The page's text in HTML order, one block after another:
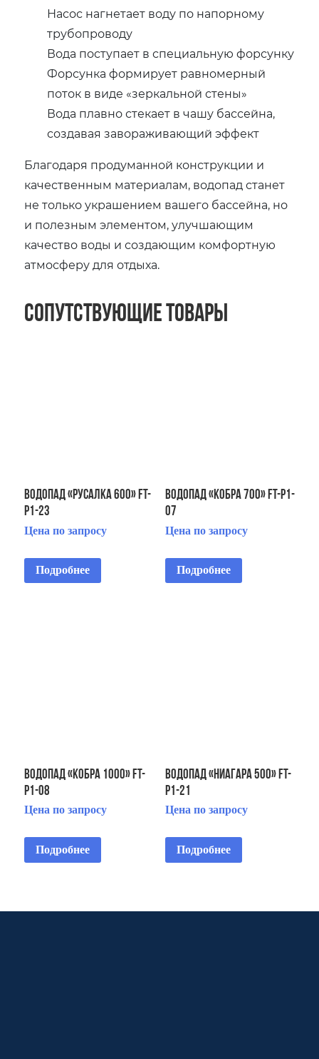
Насос нагнетает воду по напорному
трубопроводу
Вода поступает в специальную форсунку
Форсунка формирует равномерный
поток в виде «зеркальной стены»
Вода плавно стекает в чашу бассейна,
создавая завораживающий эффект
Благодаря продуманной конструкции и
качественным материалам, водопад станет
не только украшением вашего бассейна, но
и полезным элементом, улучшающим
качество воды и создающим комфортную
атмосферу для отдыха.
Сопутствующие товары
Водопад «Русалка 600» FT-
Р1-23
Цена по запросу
Подробнее
Водопад «Кобра 700» FT-Р1-
07
Цена по запросу
Подробнее
Водопад «Кобра 1000» FT-
Р1-08
Цена по запросу
Подробнее
Водопад «Ниагара 500» FT-
Р1-21
Цена по запросу
Подробнее